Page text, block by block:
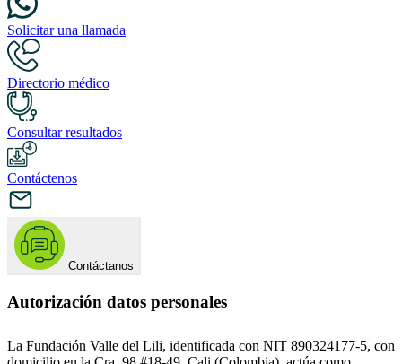
Solicitar una llamada
Directorio médico
Consultar resultados
Contáctenos
Contáctanos
Autorización datos personales
La Fundación Valle del Lili, identificada con NIT 890324177-5, con